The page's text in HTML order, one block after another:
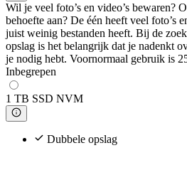
Wil je veel foto’s en video’s bewaren?
behoefte aan? De één heeft veel foto’s
juist weinig bestanden heeft. Bij de
opslag is het belangrijk dat je nadenkt
je nodig hebt. Voornormaal gebruik is
Inbegrepen
1 TB SSD NVM
Dubbele opslag